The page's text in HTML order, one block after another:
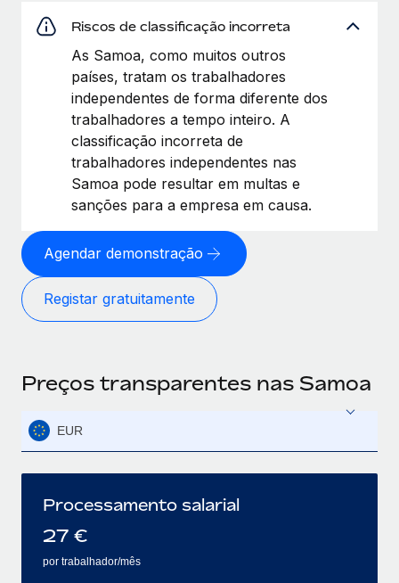
Riscos de classificação incorreta
As Samoa, como muitos outros
países, tratam os trabalhadores
independentes de forma diferente dos
trabalhadores a tempo inteiro. A
classificação incorreta de
trabalhadores independentes nas
Samoa pode resultar em multas e
sanções para a empresa em causa.
Agendar demonstração
Registar gratuitamente
Preços transparentes nas Samoa
EUR
Processamento salarial
27 €
por trabalhador/mês